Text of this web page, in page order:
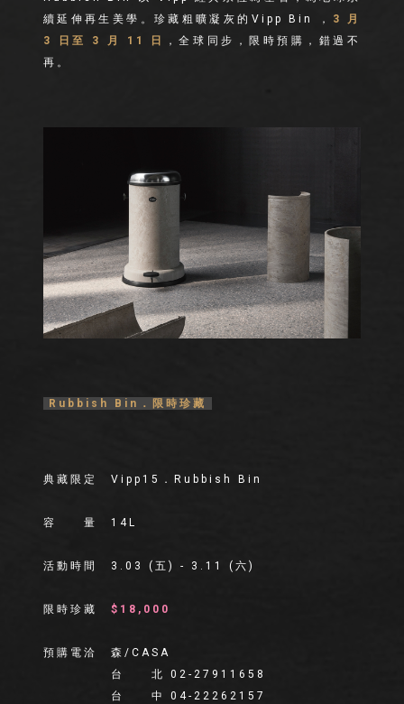
續延伸再生美學。珍藏粗曠凝灰的Vipp Bin ， 3 月
3 日至 3 月 11 日
，全球同步，限時預購，錯過不
再。
Rubbish Bin．限時珍藏
典藏限定 Vipp15．Rubbish Bin
容 量 14L
活動時間 3.03 (五) - 3.11 (六)
限時珍藏 $18,000
預購電洽 森/CASA
台 北 02-27911658
台 中 04-22262157